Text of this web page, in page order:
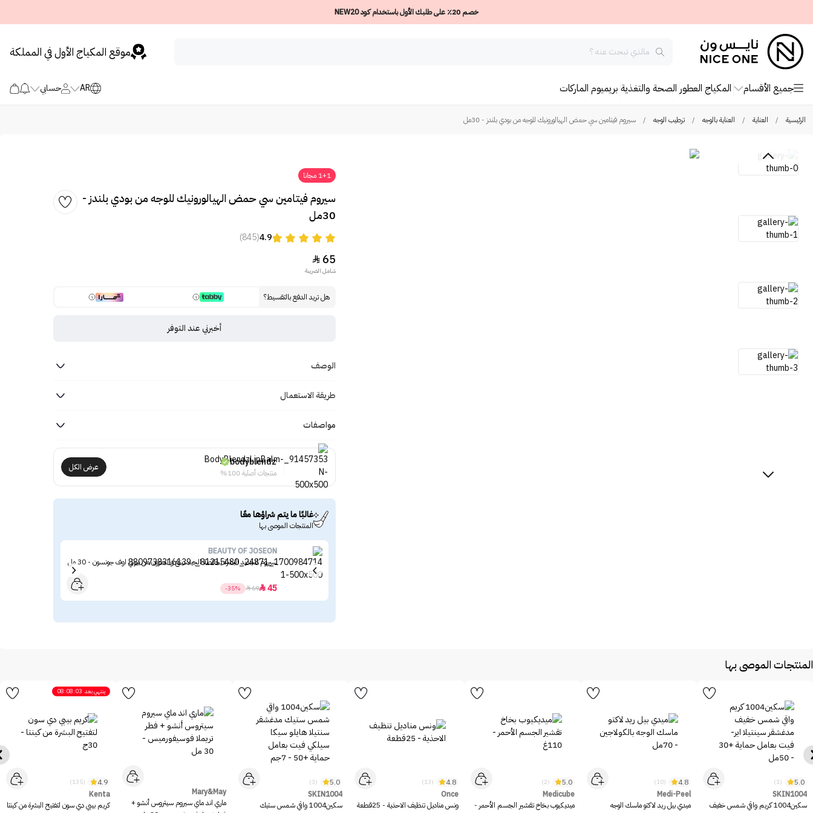
خصم 20٪ على طلبك الأول باستخدام كود NEW20
موقع المكياج الأول في المملكة
جميع الأقسام المكياج العطور الصحة والتغذية بريميوم الماركات AR حسابي
الرئيسية / العناية / العناية بالوجه / ترطيب الوجه / سيروم فيتامين سي حمض الهيالورونيك للوجه من بودي بلندز - 30مل
1+1 مجانا
سيروم فيتامين سي حمض الهيالورونيك للوجه من بودي بلندز -
30مل
4.9
(845)
65

شامل الضريبة
هل تريد الدفع بالتقسيط؟
أخبرني عند التوفر
الوصف
طريقة الاستعمال
مواصفات
bodyblendz
منتجات أصلية 100%
عرض الكل
غالبًا ما يتم شراؤها معًا
المنتجات الموصى بها
BEAUTY OF JOSEON
سيروم لتجديد البشرة بخلاصة الجينسينغ والحلزون من بيوتي اوف جونسون - 30 مل
45

69

-35%
المنتجات الموصى بها
5.0
(1)
SKIN1004
سكين1004 كريم واقي شمس خفيف
4.8
(10)
Medi-Peel
ميدي بيل ريد لاكتو ماسك الوجه
5.0
(2)
Medicube
ميديكيوب بخاخ تقشير الجسم الأحمر -
4.8
(13)
Once
ونس مناديل تنظيف الاحذية - 25قطعة
5.0
(3)
SKIN1004
سكين1004 واقي شمس ستيك
Mary&May
ماري اند ماي سيروم سيتروس أنشو +
ينتهي بعد 08:08:03
4.9
(135)
Kenta
كريم بيبي دي سون لتفتيح البشرة من كينتا